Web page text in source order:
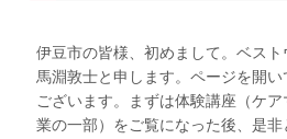
伊豆市の皆様、初めまして。ベス
馬淵敦士と申します。ページを開
ございます。まずは体験講座（ケ
業の一部）をご覧になった後、是